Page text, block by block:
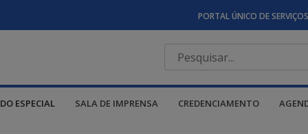
PORTAL ÚNICO DE SERVIÇOS
ESPECIAL SALA DE IMPRENSA CREDENCIAMENTO